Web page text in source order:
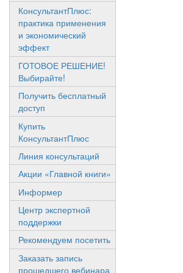
КонсультантПлюс:
практика применения
и экономический
эффект
ГОТОВОЕ РЕШЕНИЕ!
Выбирайте!
Получить бесплатный
доступ
Купить
КонсультантПлюс
Линия консультаций
Акции «Главной книги»
Информер
Центр экспертной
поддержки
Рекомендуем посетить
Заказать запись
прошедшего вебинара